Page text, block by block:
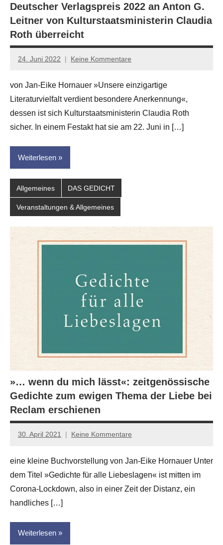
Deutscher Verlagspreis 2022 an Anton G.
Leitner von Kulturstaatsministerin Claudia
Roth überreicht
24. Juni 2022
Jan-
Hornauer
für
dasgedichtblog
Keine Kommentare
von Jan-Eike Hornauer »Unsere einzigartige
Literaturvielfalt verdient besondere Anerkennung«,
dessen ist sich Kulturstaatsministerin Claudia Roth
sicher. In einem Festakt hat sie am 22. Juni in […]
Weiterlesen
Allgemeines DAS GEDICHT
Veranstaltungen & Allgemeines
»… wenn du mich lässt«: zeitgenössische
Gedichte zum ewigen Thema der Liebe bei
Reclam erschienen
30. April 2021
Jan-
Hornauer
für
dasgedichtblog
Keine Kommentare
eine kleine Buchvorstellung von Jan-Eike Hornauer Unter
dem Titel »Gedichte für alle Liebeslagen« ist mitten im
Corona-Lockdown, also in einer Zeit der Distanz, ein
handliches […]
Weiterlesen